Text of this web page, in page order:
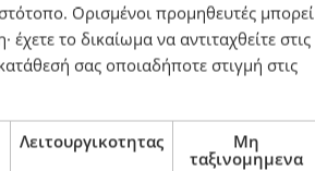
Ορισμένοι προμηθευτές μπορεί
το δικαίωμα να αντιταχθείτε στις
σας οποιαδήποτε στιγμή στις
Λειτουργικοτητας
Μη
ταξινομημενα